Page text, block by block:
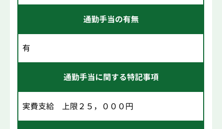
通勤手当の有無
有
通勤手当に関する特記事項
実費支給 上限２５，０００円